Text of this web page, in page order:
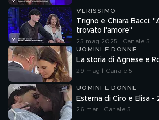
VERISSIMO
Trigno e Chiara Bacci:
trovato l'amore"
25 mag 2025 | Canale 5
UOMINI E DONNE
La storia di Agnese e
29 mag | Canale 5
UOMINI E DONNE
Esterna di Ciro e Elisa -
26 mar | Canale 5